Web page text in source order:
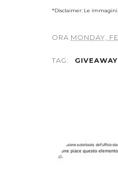
*Disclaimer: Le
ORA MONDAY,
TAG: GIVEAWAY